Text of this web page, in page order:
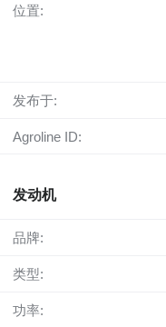
位置:
发布于:
Agroline ID:
发动机
品牌:
类型:
功率: